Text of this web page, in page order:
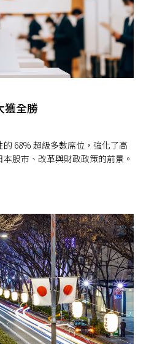
獲全勝
68% 超級多數席位，強化了高
股市、改革與財政政策的前景。